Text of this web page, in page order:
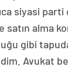
siyasi
satın alma
gibi
Avukat